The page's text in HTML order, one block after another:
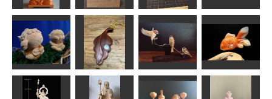
不動明王
合之内 麻呂
ロシアンブル
ー
波間
座った猫
波間
彫刻刀 風紋
１号
風紋